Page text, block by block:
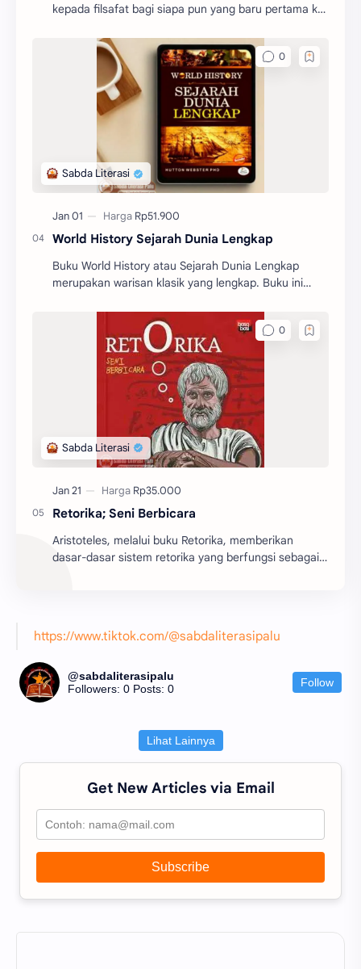
kepada filsafat bagi siapa pun yang baru pertama kali
World History Sejarah Dunia Lengkap
Buku World History atau Sejarah Dunia Lengkap
merupakan warisan klasik yang lengkap. Buku ini
sejarah dunia.
Retorika; Seni Berbicara
Aristoteles, melalui buku Retorika, memberikan
dasar-dasar sistem retorika yang berfungsi sebagai
https://www.tiktok.com/@sabdaliterasipalu
@sabdaliterasipalu
Followers: 0 Posts: 0 Follow
Lihat Lainnya
Get New Articles via Email
Subscribe